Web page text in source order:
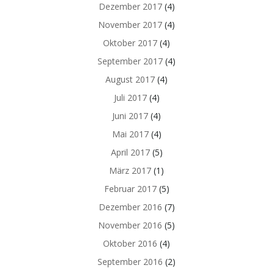
Dezember 2017(4)
November 2017 (4)
Oktober 2017 (4)
September 2017 (4)
August 2017 (4)
Juli 2017(4)
Juni 2017 (4)
Mai 2017(4)
April 2017(5)
März 2017 (1)
Februar 2017(5)
Dezember 2016 (7)
November 2016 (5)
Oktober 2016 (4)
September 2016 (2)